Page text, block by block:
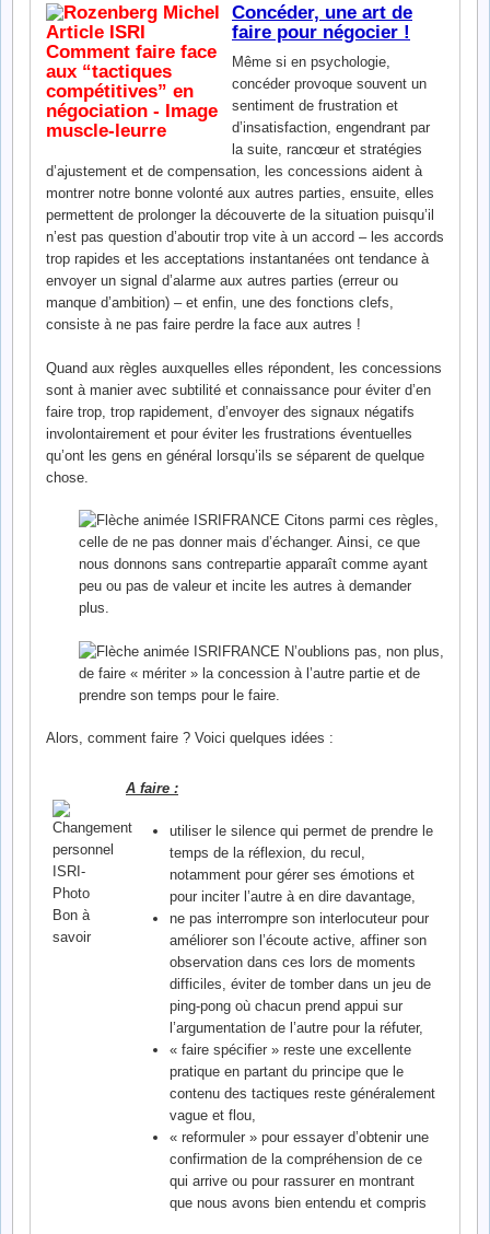
Concéder, une art de
faire pour négocier !
Même si en psychologie,
concéder provoque souvent un
sentiment de frustration et
d’insatisfaction, engendrant par
la suite, rancœur et stratégies
d’ajustement et de compensation, les concessions aident à
montrer notre bonne volonté aux autres parties, ensuite, elles
permettent de prolonger la découverte de la situation puisqu’il
n’est pas question d’aboutir trop vite à un accord – les accords
trop rapides et les acceptations instantanées ont tendance à
envoyer un signal d’alarme aux autres parties (erreur ou
manque d’ambition) – et enfin, une des fonctions clefs,
consiste à ne pas faire perdre la face aux autres !
Quand aux règles auxquelles elles répondent, les concessions
sont à manier avec subtilité et connaissance pour éviter d’en
faire trop, trop rapidement, d’envoyer des signaux négatifs
involontairement et pour éviter les frustrations éventuelles
qu’ont les gens en général lorsqu’ils se séparent de quelque
chose.
Citons parmi ces règles,
celle de ne pas donner mais d’échanger. Ainsi, ce que
nous donnons sans contrepartie apparaît comme ayant
peu ou pas de valeur et incite les autres à demander
plus.
N’oublions pas, non plus,
de faire « mériter » la concession à l’autre partie et de
prendre son temps pour le faire.
Alors, comment faire ? Voici quelques idées :
A faire :
utiliser le silence qui permet de prendre le
temps de la réflexion, du recul,
notamment pour gérer ses émotions et
pour inciter l’autre à en dire davantage,
ne pas interrompre son interlocuteur pour
améliorer son l’écoute active, affiner son
observation dans ces lors de moments
difficiles, éviter de tomber dans un jeu de
ping-pong où chacun prend appui sur
l’argumentation de l’autre pour la réfuter,
« faire spécifier » reste une excellente
pratique en partant du principe que le
contenu des tactiques reste généralement
vague et flou,
« reformuler » pour essayer d’obtenir une
confirmation de la compréhension de ce
qui arrive ou pour rassurer en montrant
que nous avons bien entendu et compris